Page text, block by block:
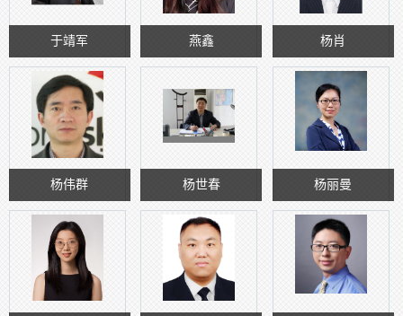
于靖军 燕鑫 杨肖
杨伟群 杨世春 杨丽曼